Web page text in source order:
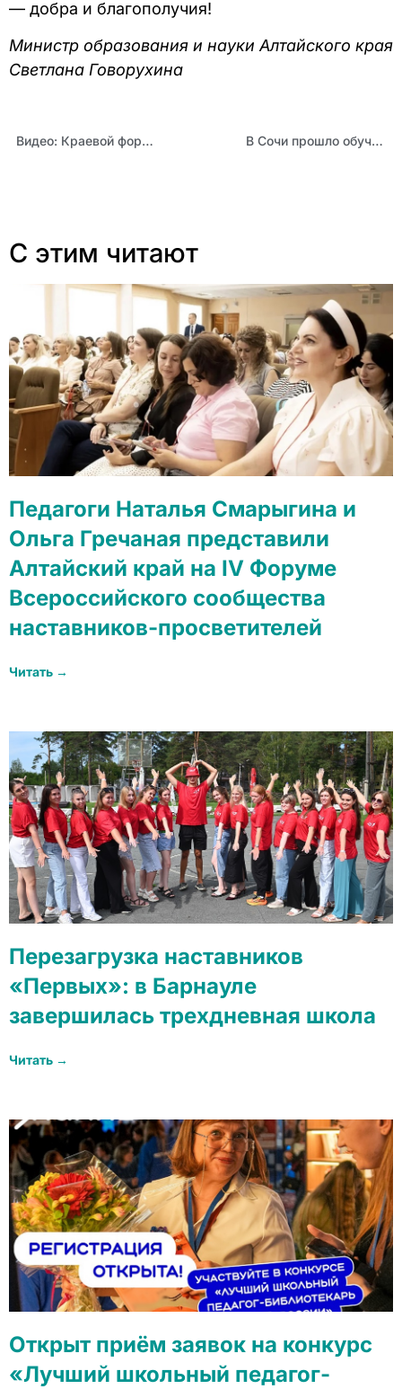
— добра и благополучия!
Министр образования и науки Алтайского края
Светлана Говорухина
Видео: Краевой форум классных руководителей «Воспитание: перезагрузка 2022» В Сочи прошло обучение команды Алтайского края в рамках федерального движения «Молодые профессионалы»
С этим читают
Педагоги Наталья Смарыгина и
Ольга Гречаная представили
Алтайский край на IV Форуме
Всероссийского сообщества
наставников-просветителей
Читать →
Перезагрузка наставников
«Первых»: в Барнауле
завершилась трехдневная школа
Читать →
Открыт приём заявок на конкурс
«Лучший школьный педагог-